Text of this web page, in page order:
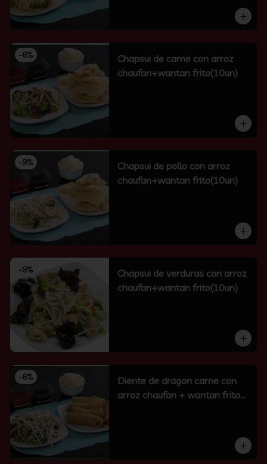
-6%
Chapsui de carne con arroz
chaufan+wantan frito(10un)
-9%
Chapsui de pollo con arroz
chaufan+wantan frito(10un)
-9%
Chapsui de verduras con arroz
chaufan+wantan frito(10un)
-6%
Diente de dragon carne con
arroz chaufan + wantan frito